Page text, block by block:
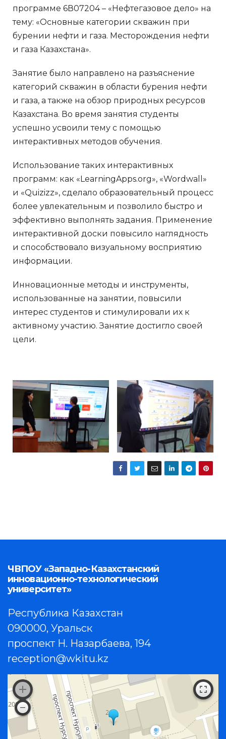
программе 6В07204 – «Нефтегазовое дело» на
тему: «Основные категории скважин при
бурении нефти и газа. Месторождения нефти
и газа Казахстана».
Занятие было направлено на разъяснение
категорий скважин в области бурения нефти
и газа, а также на обзор природных ресурсов
Казахстана. Во время занятия студенты
успешно усвоили тему с помощью
интерактивных методов обучения.
Использование таких интерактивных
программ: как «LearningApps.org», «Wordwall»
и «Quizizz», сделало образовательный процесс
более увлекательным и позволило быстро и
эффективно выполнять задания. Применение
интерактивной доски повысило наглядность
и способствовало визуальному восприятию
информации.
Инновационные методы и инструменты,
использованные на занятии, повысили
интерес студентов и стимулировали их к
активному участию. Занятие достигло своей
цели.
ЧВПОУ «Западно-Казахстанский
инновационно-технологический
университет»
Республика Казахстан
090000, Уральск
проспект Н. Назарбаева, 194
reception@wkitu.kz